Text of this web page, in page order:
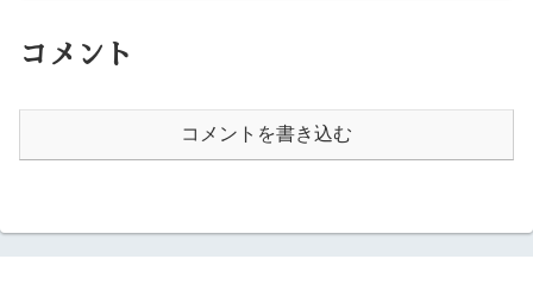
コメント
コメントを書き込む